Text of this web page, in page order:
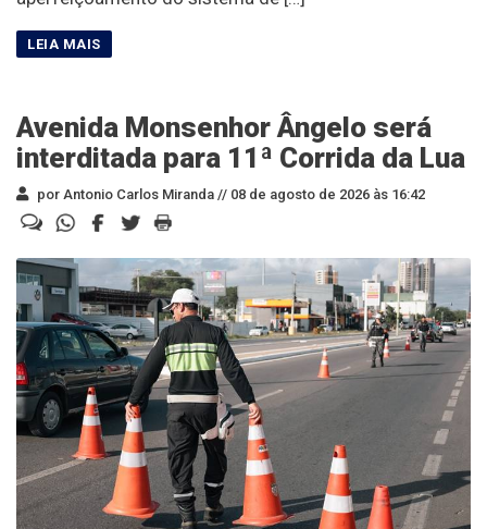
Avenida Monsenhor Ângelo será
interditada para 11ª Corrida da Lua
por Antonio Carlos Miranda // 08 de agosto de 2026 às 16:42